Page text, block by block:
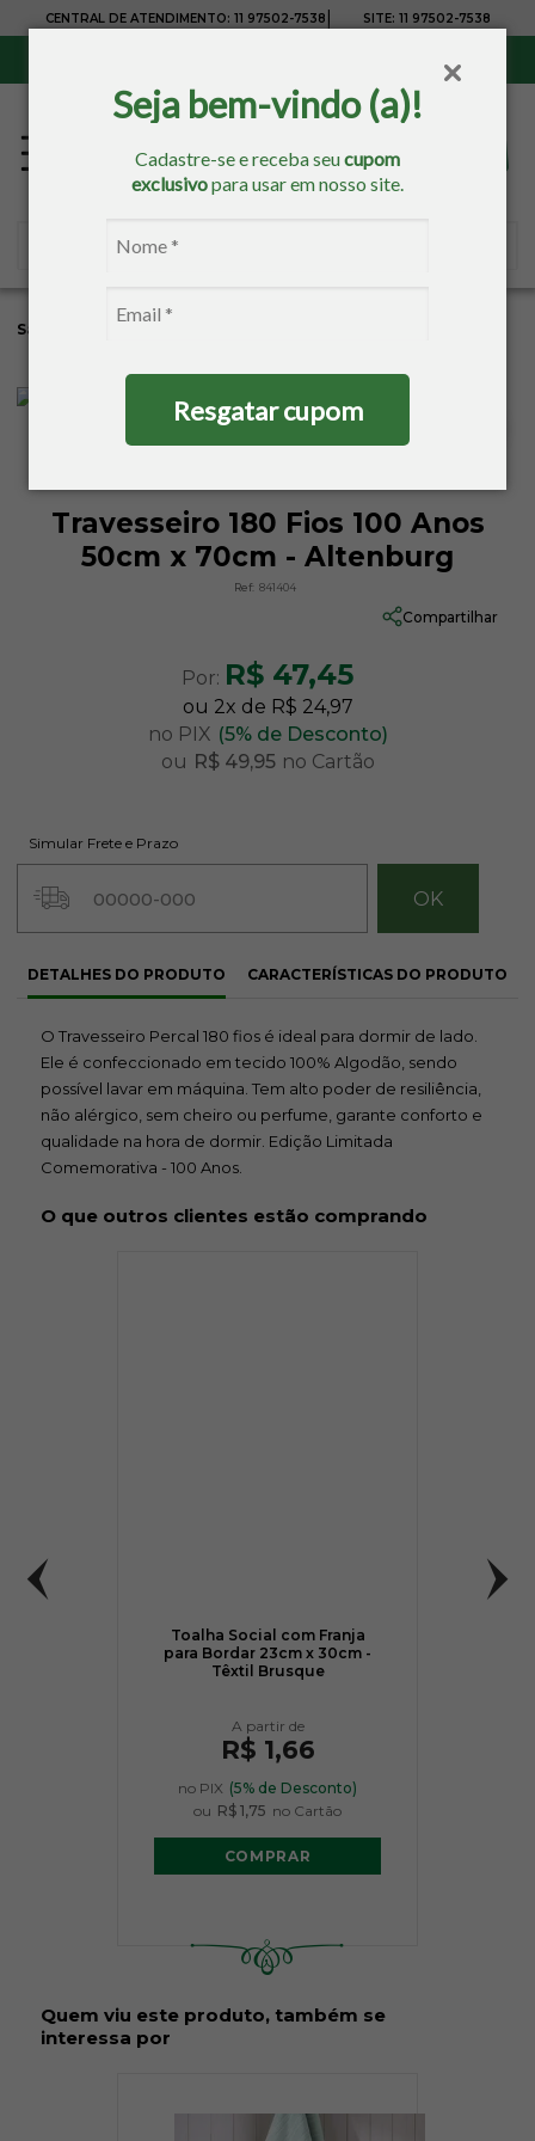
Seja bem-vindo (a)!
Cadastre-se e receba seucupom
exclusivopara usar em nosso site.
Resgatar cupom
CENTRAL DE ATENDIMENTO: 11 97502-7538 SITE: 11 97502-7538
Sacaria
Travesseiro 180 Fios 100 Anos
50cm x 70cm - Altenburg
Ref: 841404
Compartilhar
Por: R$ 47,45
ou 2x de R$ 24,97
no PIX (5% de Desconto)
ou R$ 49,95 no Cartão
Simular Frete e Prazo
DETALHES DO PRODUTO CARACTERÍSTICAS DO PRODUTO
O Travesseiro Percal 180 fios é ideal para dormir de lado.
Ele é confeccionado em tecido 100% Algodão, sendo
possível lavar em máquina. Tem alto poder de resiliência,
não alérgico, sem cheiro ou perfume, garante conforto e
qualidade na hora de dormir. Edição Limitada
Comemorativa - 100 Anos.
O que outros clientes estão comprando
Toalha Social com Franja
para Bordar 23cm x 30cm -
Têxtil Brusque
R$ 1,66
no PIX (5% de Desconto)
ou R$ 1,75 no Cartão
COMPRAR
Quem viu este produto, também se
interessa por